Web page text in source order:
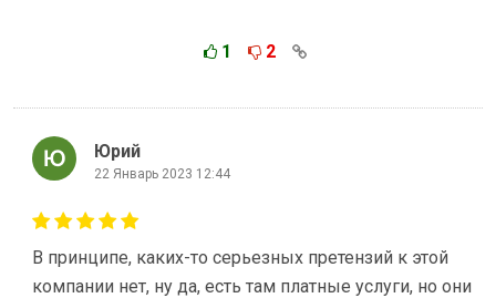
1 2
Юрий
22 Январь 2023 12:44
В принципе, каких-то серьезных претензий к этой
компании нет, ну да, есть там платные услуги, но они